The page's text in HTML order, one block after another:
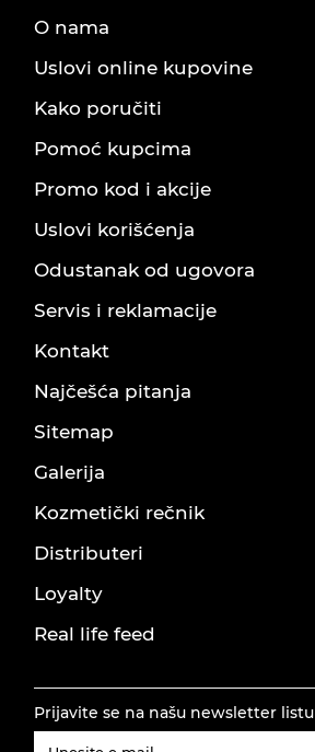
O nama
Uslovi online kupovine
Kako poručiti
Pomoć kupcima
Promo kod i akcije
Uslovi korišćenja
Odustanak od ugovora
Servis i reklamacije
Kontakt
Najčešća pitanja
Sitemap
Galerija
Kozmetički rečnik
Distributeri
Loyalty
Real life feed
Prijavite se na našu newsletter listu